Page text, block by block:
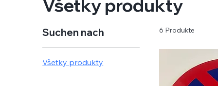
Všetky produkty
Suchen nach
Všetky produkty
6 Produkte